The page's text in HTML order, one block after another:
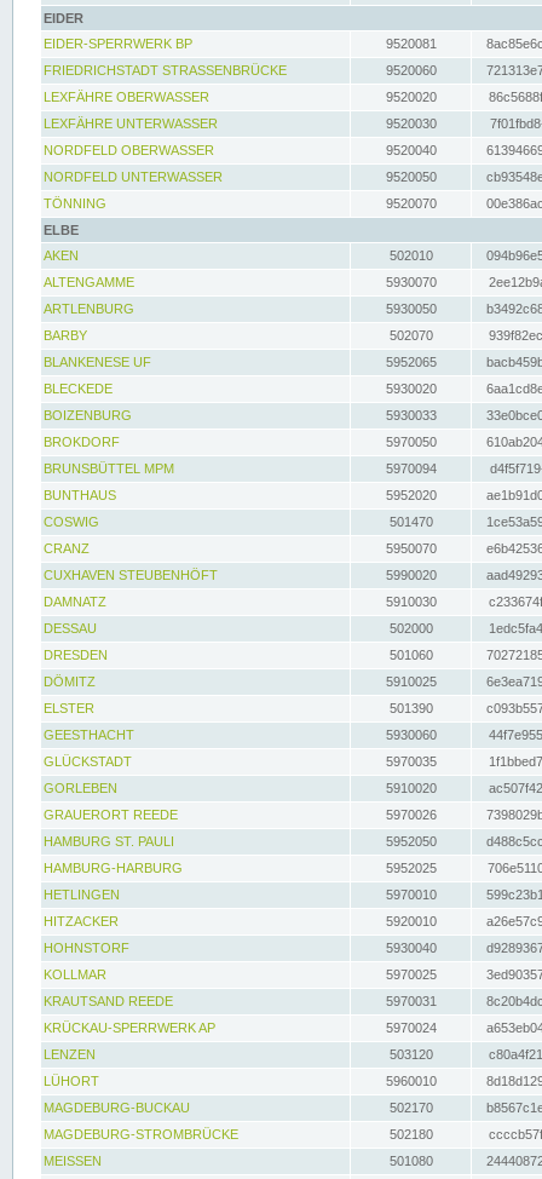
EIDER
EIDER-SPERRWERK BP
9520081
FRIEDRICHSTADT STRASSENBRÜCKE
9520060
LEXFÄHRE OBERWASSER
9520020
LEXFÄHRE UNTERWASSER
9520030
NORDFELD OBERWASSER
9520040
NORDFELD UNTERWASSER
9520050
TÖNNING
9520070
ELBE
AKEN
502010
ALTENGAMME
5930070
ARTLENBURG
5930050
BARBY
502070
BLANKENESE UF
5952065
BLECKEDE
5930020
BOIZENBURG
5930033
BROKDORF
5970050
BRUNSBÜTTEL MPM
5970094
BUNTHAUS
5952020
COSWIG
501470
CRANZ
5950070
CUXHAVEN STEUBENHÖFT
5990020
DAMNATZ
5910030
DESSAU
502000
DRESDEN
501060
DÖMITZ
5910025
ELSTER
501390
GEESTHACHT
5930060
GLÜCKSTADT
5970035
GORLEBEN
5910020
GRAUERORT REEDE
5970026
HAMBURG ST. PAULI
5952050
HAMBURG-HARBURG
5952025
HETLINGEN
5970010
HITZACKER
5920010
HOHNSTORF
5930040
KOLLMAR
5970025
KRAUTSAND REEDE
5970031
KRÜCKAU-SPERRWERK AP
5970024
LENZEN
503120
LÜHORT
5960010
MAGDEBURG-BUCKAU
502170
MAGDEBURG-STROMBRÜCKE
502180
MEISSEN
501080